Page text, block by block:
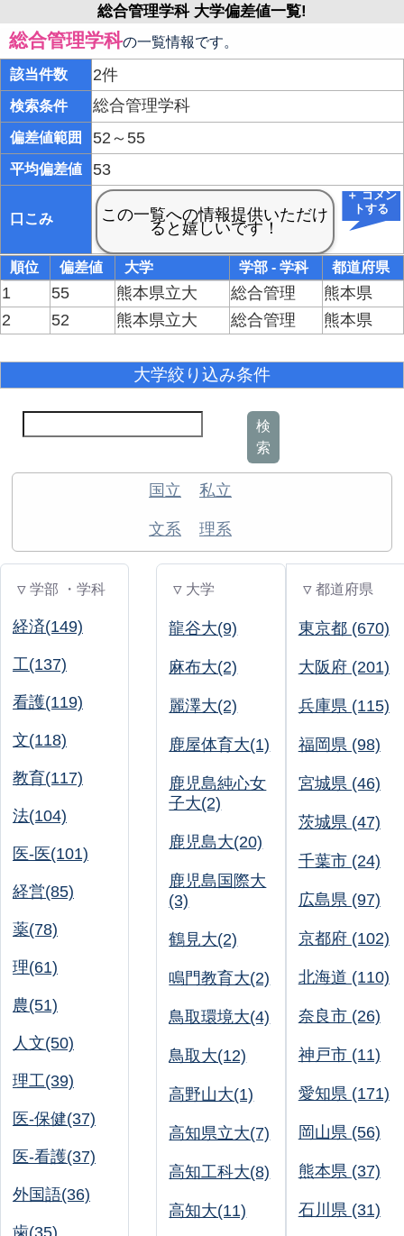
総合管理学科 大学偏差値一覧!
総合管理学科の一覧情報です。
該当件数 2件
検索条件 総合管理学科
偏差値範囲 52～55
平均偏差値 53
口こみ
＋ コメン
トする
順位 偏差値 大学 学部 - 学科 都道府県
1 55 熊本県立大 総合管理
熊本県
2
52 熊本県立大 総合管理 熊本県
大学絞り込み条件
検
索
国立 私立
文系 理系
▽ 学部 ・学科
経済(149)
工(137)
看護(119)
文(118)
教育(117)
法(104)
医-医(101)
経営(85)
薬(78)
理(61)
農(51)
人文(50)
理工(39)
医-保健(37)
医-看護(37)
外国語(36)
歯(35)
▽ 大学
龍谷大(9)
麻布大(2)
麗澤大(2)
鹿屋体育大(1)
鹿児島純心女
子大(2)
鹿児島大(20)
鹿児島国際大
(3)
鶴見大(2)
鳴門教育大(2)
鳥取環境大(4)
鳥取大(12)
高野山大(1)
高知県立大(7)
高知工科大(8)
高知大(11)
▽ 都道府県
東京都 (670)
大阪府 (201)
兵庫県 (115)
福岡県 (98)
宮城県 (46)
茨城県 (47)
千葉市 (24)
広島県 (97)
京都府 (102)
北海道 (110)
奈良市 (26)
神戸市 (11)
愛知県 (171)
岡山県 (56)
熊本県 (37)
石川県 (31)